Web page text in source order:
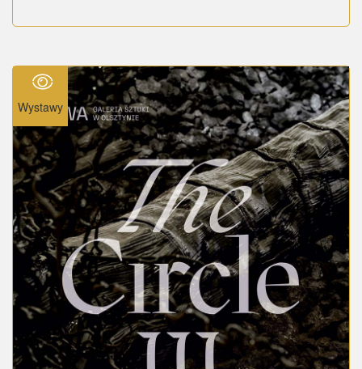
Wystawy